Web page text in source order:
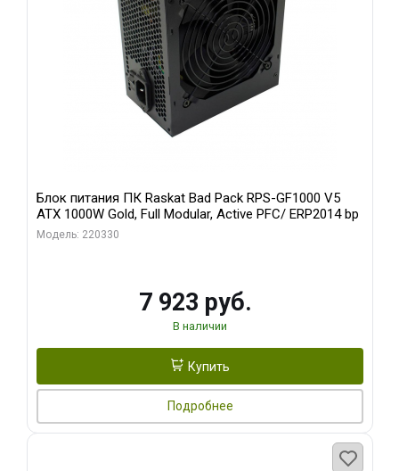
Блок питания ПК Raskat Bad Pack RPS-GF1000 V5
ATX 1000W Gold, Full Modular, Active PFC/ ERP2014 bp
Модель: 220330
7 923 руб.
В наличии
Купить
Подробнее